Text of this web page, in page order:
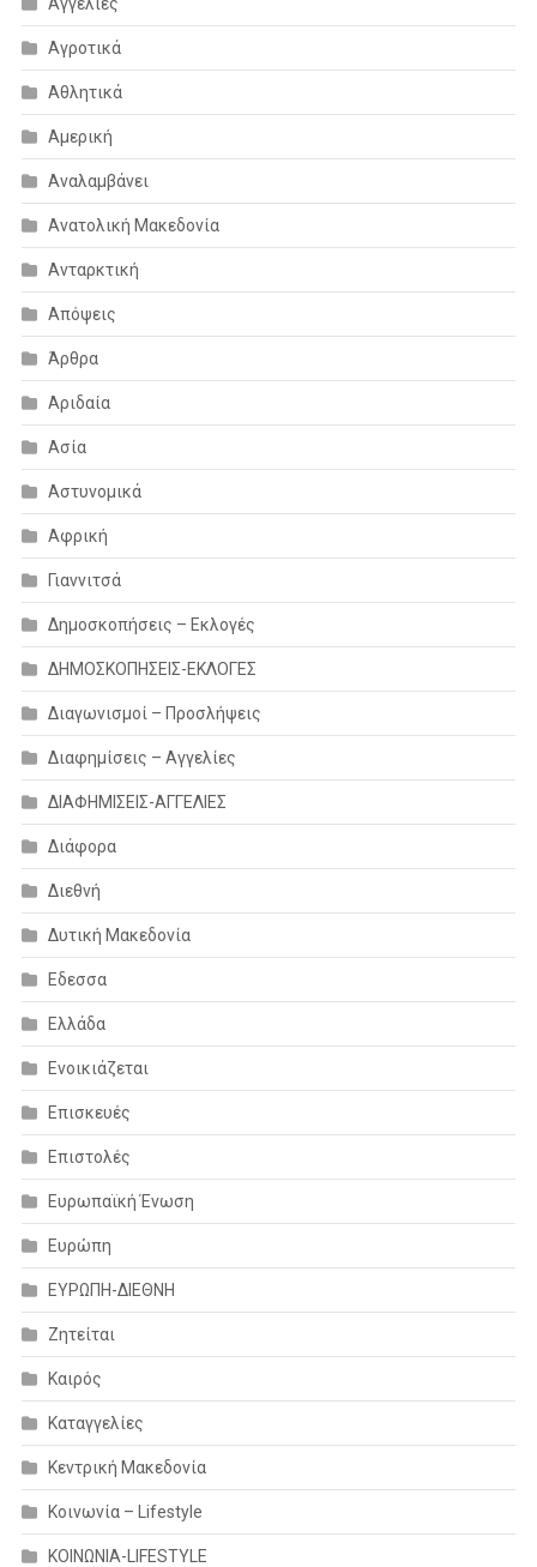
Αγροτικά
Αθλητικά
Αμερική
Αναλαμβάνει
Ανατολική Μακεδονία
Ανταρκτική
Απόψεις
Άρθρα
Αριδαία
Ασία
Αστυνομικά
Αφρική
Γιαννιτσά
Δημοσκοπήσεις – Εκλογές
ΔΗΜΟΣΚΟΠΗΣΕΙΣ-ΕΚΛΟΓΕΣ
Διαγωνισμοί – Προσλήψεις
Διαφημίσεις – Αγγελίες
ΔΙΑΦΗΜΙΣΕΙΣ-ΑΓΓΕΛΙΕΣ
Διάφορα
Διεθνή
Δυτική Μακεδονία
Εδεσσα
Ελλάδα
Ενοικιάζεται
Επισκευές
Επιστολές
Ευρωπαϊκή Ένωση
Ευρώπη
ΕΥΡΩΠΗ-ΔΙΕΘΝΗ
Ζητείται
Καιρός
Καταγγελίες
Κεντρική Μακεδονία
Κοινωνία – Lifestyle
ΚΟΙΝΩΝΙΑ-LIFESTYLE